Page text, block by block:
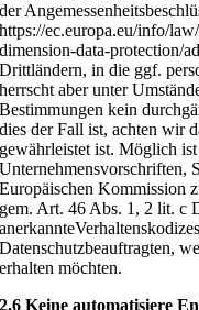
der
https://ec.europa.eu/info/
dimension-data-protection/
Drittländern, in die ggf.
herrscht aber unter
Bestimmungen kein
dies der Fall ist, achten wir
gewährleistet ist. Möglich
Unternehmensvorschriften,
Europäischen Kommission
gem. Art. 46 Abs. 1, 2 lit. c
Datenschutzbeauftragten,
erhalten möchten.
2.6 Keine automatisiere